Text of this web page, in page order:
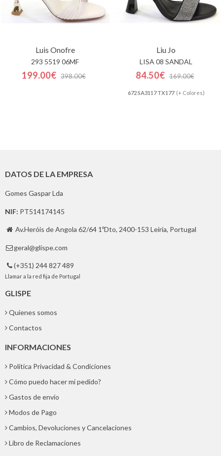
Luis Onofre
293 5519 06MF
199.00€ 398.00€
Liu Jo
LISA 08 SANDAL
84.50€ 169.00€
672 SA3117 TX177(+ Colores)
DATOS DE LA EMPRESA
Gomes Gaspar Lda
NIF: PT514174145
 Av.Heróis de Angola 62/64 1ºDto, 2400-153 Leiria, Portugal
 geral@glispe.com
 (+351) 244 827 489
Llamar a la red fija de Portugal
GLISPE
Quienes somos
Contactos
INFORMACIONES
Política Privacidad & Condiciones
Cómo puedo hacer mi pedido?
Gastos de envío
Modos de Pago
Cambios, Devoluciones y Cancelaciones
Libro de Reclamaciones